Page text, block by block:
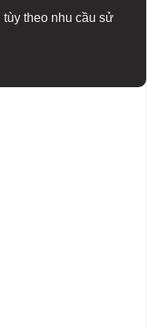
theo nhu cầu sử